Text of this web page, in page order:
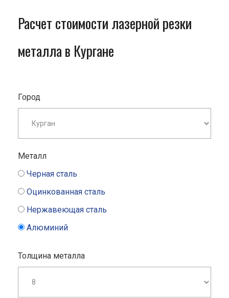
Расчет стоимости лазерной резки
металла в Кургане
Город
Металл
Черная сталь
Оцинкованная сталь
Нержавеющая сталь
Алюминий
Толщина металла